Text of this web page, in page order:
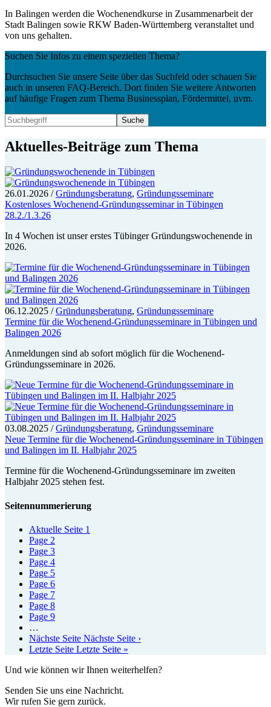
In Balingen werden die Wochenendkurse in Zusammenarbeit der
Stadt Balingen sowie RKW Baden-Württemberg veranstaltet und
von uns gehalten.
Suchen Sie Infos zu einem speziellen Thema?
Durchsuchen Sie unsere Seite über das Suchfeld oder schauen Sie
auch in unseren FAQ-Bereich. Dort finden Sie weitere Antworten
auf häufige Fragen zum Thema Businessplan, Fördermittel, uvm.
Aktuelles-Beiträge zum Thema
26.01.2026 /Gründungsberatung, Gründungsseminare
Kostenloses Wochenend-Gründungsseminar in Tübingen
28.2./1.3.26
In 4 Wochen ist unser erstes Tübinger Gründungswochenende in
2026.
06.12.2025 /Gründungsberatung, Gründungsseminare
Termine für die Wochenend-Gründungsseminare in Tübingen und
Balingen 2026
Anmeldungen sind ab sofort möglich für die Wochenend-
Gründungsseminare in 2026.
03.08.2025 /Gründungsberatung, Gründungsseminare
Neue Termine für die Wochenend-Gründungsseminare in Tübingen
und Balingen im II. Halbjahr 2025
Termine für die Wochenend-Gründungsseminare im zweiten
Halbjahr 2025 stehen fest.
Seitennummerierung
Aktuelle Seite 1
Page 2
Page 3
Page 4
Page 5
Page 6
Page 7
Page 8
Page 9
…
Nächste Seite Nächste Seite ›
Letzte Seite Letzte Seite »
Und wie können wir Ihnen weiterhelfen?
Senden Sie uns eine Nachricht.
Wir rufen Sie gern zurück.